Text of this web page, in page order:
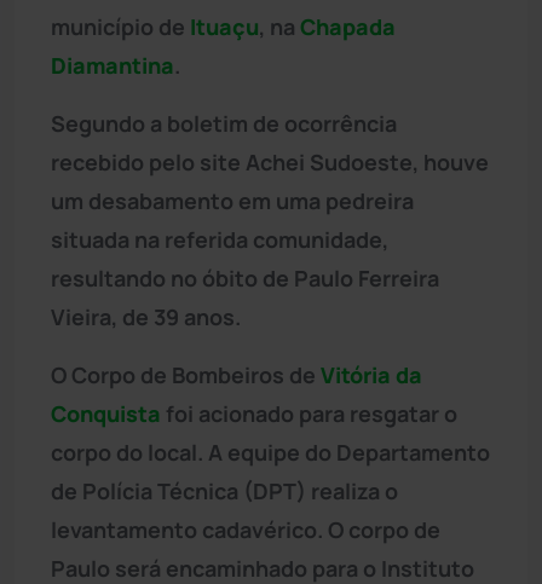
município de Ituaçu, na Chapada
Diamantina.
Segundo a boletim de ocorrência
recebido pelo site Achei Sudoeste, houve
um desabamento em uma pedreira
situada na referida comunidade,
resultando no óbito de Paulo Ferreira
Vieira, de 39 anos.
O Corpo de Bombeiros de Vitória da
Conquista foi acionado para resgatar o
corpo do local. A equipe do Departamento
de Polícia Técnica (DPT) realiza o
levantamento cadavérico. O corpo de
Paulo será encaminhado para o Instituto